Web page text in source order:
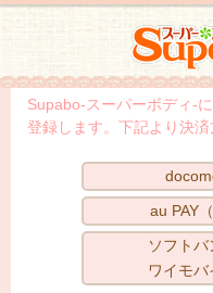
スーパーボディ
Supabo-スーパーボディ-
登録します。下記より決済
au PAY
ソフト
ワイモ